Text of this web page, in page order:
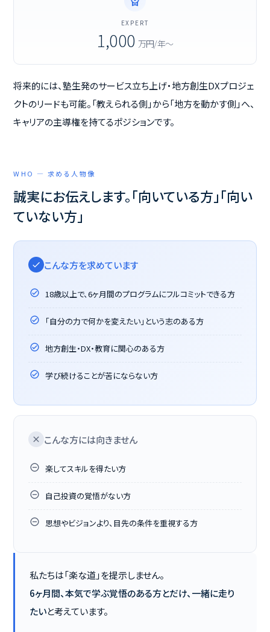
EXPERT
1,000 万円/年〜
将来的には、塾生発のサービス立ち上げ・地方創生DXプロジェ
クトのリードも可能。「教えられる側」から「地方を動かす側」へ、
キャリアの主導権を持てるポジションです。
WHO — 求める人物像
誠実にお伝えします。「向いている方」「向い
ていない方」
check こんな方を求めています
18歳以上で、6ヶ月間のプログラムにフルコミットできる方
「自分の力で何かを変えたい」という志のある方
地方創生・DX・教育に関心のある方
学び続けることが苦にならない方
close こんな方には向きません
楽してスキルを得たい方
自己投資の覚悟がない方
思想やビジョンより、目先の条件を重視する方
私たちは「楽な道」を提示しません。
6ヶ月間、本気で学ぶ覚悟のある方とだけ、一緒に走り
たいと考えています。